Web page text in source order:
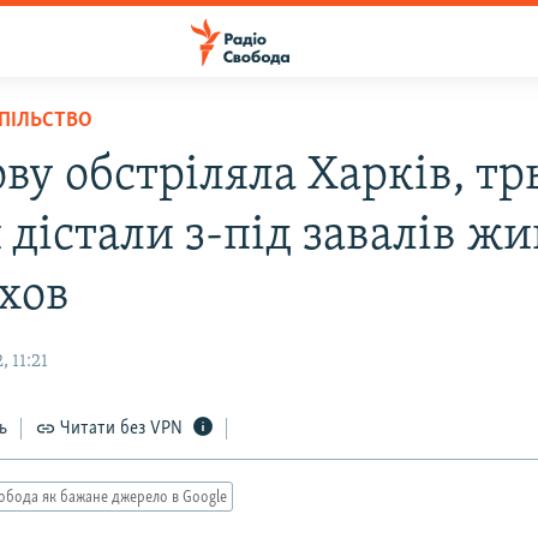
обстріляла Харків,
з-під завалів
11:21
Читати без VPN
як бажане джерело в Google